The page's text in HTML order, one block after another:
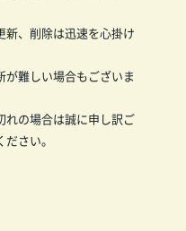
新、削除は迅速を心掛け
が難しい場合もございま
れの場合は誠に申し訳ご
さい。